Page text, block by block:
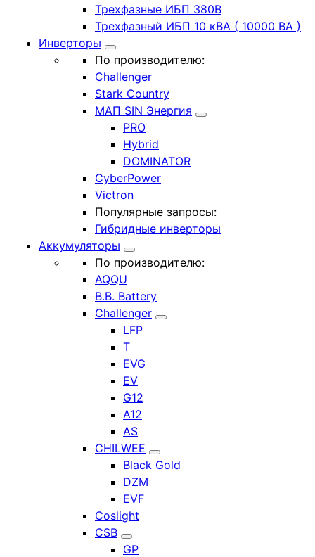
Трехфазные ИБП 380В
Трехфазный ИБП 10 кВА ( 10000 ВА )
Инверторы
По производителю:
Challenger
Stark Country
МАП SIN Энергия
PRO
Hybrid
DOMINATOR
CyberPower
Victron
Популярные запросы:
Гибридные инверторы
Аккумуляторы
По производителю:
AQQU
B.B. Battery
Challenger
LFP
T
EVG
EV
G12
A12
AS
CHILWEE
Black Gold
DZM
EVF
Coslight
CSB
GP